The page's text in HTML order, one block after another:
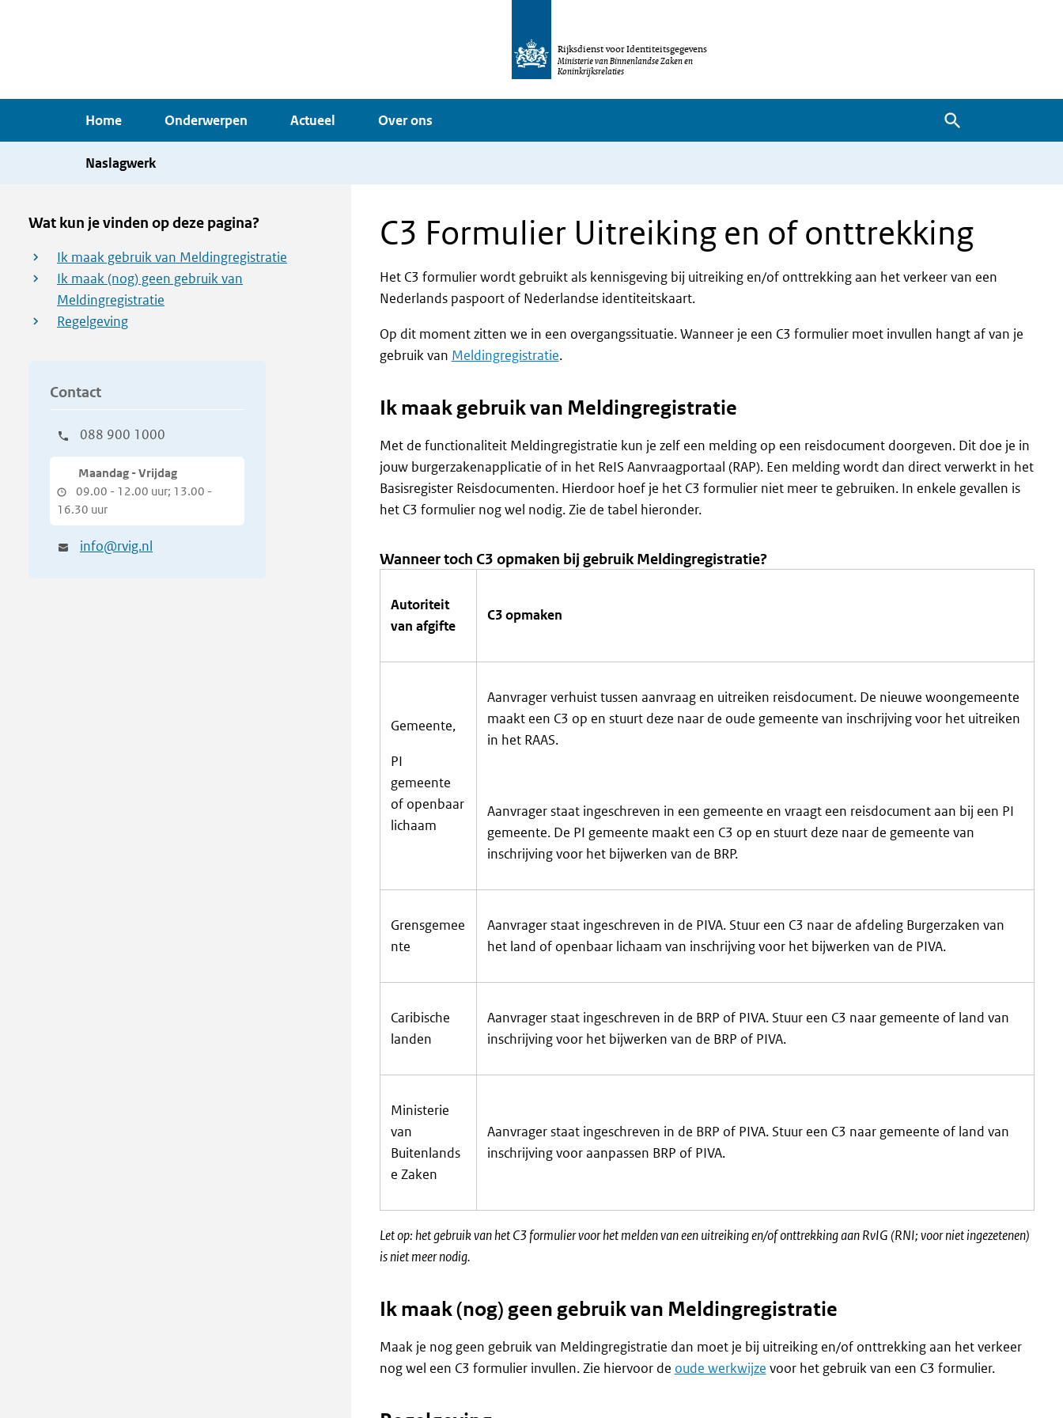
de
gaan
Rijksdienst voor Identiteitsgegevens
Ministerie van Binnenlandse Zaken en
Koninkrijksrelaties
Home Onderwerpen Actueel Over ons
Zoeken
Naslagwerk
Wat kun je vinden op deze pagina?
Ik maak gebruik van Meldingregistratie
Ik maak (nog) geen gebruik van
Meldingregistratie
Regelgeving
Contact
088 900 1000
Maandag - Vrijdag
09.00 - 12.00 uur; 13.00 -
16.30 uur
info@rvig.nl
C3 Formulier Uitreiking en of onttrekking
Het C3 formulier wordt gebruikt als kennisgeving bij uitreiking en/of onttrekking aan het verkeer van een
Nederlands paspoort of Nederlandse identiteitskaart.
Op dit moment zitten we in een overgangssituatie. Wanneer je een C3 formulier moet invullen hangt af van je
gebruik van Meldingregistratie.
Ik maak gebruik van Meldingregistratie
Met de functionaliteit Meldingregistratie kun je zelf een melding op een reisdocument doorgeven. Dit doe je in
jouw burgerzakenapplicatie of in het ReIS Aanvraagportaal (RAP). Een melding wordt dan direct verwerkt in het
Basisregister Reisdocumenten. Hierdoor hoef je het C3 formulier niet meer te gebruiken. In enkele gevallen is
het C3 formulier nog wel nodig. Zie de tabel hieronder.
Wanneer toch C3 opmaken bij gebruik Meldingregistratie?
Autoriteit
van afgifte
C3 opmaken
Gemeente,
PI
gemeente
of openbaar
lichaam
Aanvrager verhuist tussen aanvraag en uitreiken reisdocument. De nieuwe woongemeente
maakt een C3 op en stuurt deze naar de oude gemeente van inschrijving voor het uitreiken
in het RAAS.
Aanvrager staat ingeschreven in een gemeente en vraagt een reisdocument aan bij een PI
gemeente. De PI gemeente maakt een C3 op en stuurt deze naar de gemeente van
inschrijving voor het bijwerken van de BRP.
Grensgemee
nte
Aanvrager staat ingeschreven in de PIVA. Stuur een C3 naar de afdeling Burgerzaken van
het land of openbaar lichaam van inschrijving voor het bijwerken van de PIVA.
Caribische
landen
Aanvrager staat ingeschreven in de BRP of PIVA. Stuur een C3 naar gemeente of land van
inschrijving voor het bijwerken van de BRP of PIVA.
Ministerie
van
Buitenlands
e Zaken
Aanvrager staat ingeschreven in de BRP of PIVA. Stuur een C3 naar gemeente of land van
inschrijving voor aanpassen BRP of PIVA.
Let op: het gebruik van het C3 formulier voor het melden van een uitreiking en/of onttrekking aan RvIG (RNI; voor niet ingezetenen)
is niet meer nodig.
Ik maak (nog) geen gebruik van Meldingregistratie
Maak je nog geen gebruik van Meldingregistratie dan moet je bij uitreiking en/of onttrekking aan het verkeer
nog wel een C3 formulier invullen. Zie hiervoor de oude werkwijze voor het gebruik van een C3 formulier.